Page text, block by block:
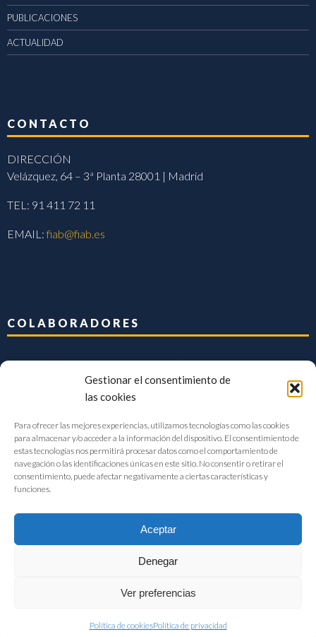
Gestionar el consentimiento de
las cookies
Para ofrecer las mejores experiencias, utilizamos tecnologías como las cookies
para almacenar y/o acceder a la información del dispositivo. El consentimiento de
estas tecnologías nos permitirá procesar datos como el comportamiento de
navegación o las identificaciones únicas en este sitio. No consentir o retirar el
consentimiento, puede afectar negativamente a ciertas características y
funciones.
Aceptar
Denegar
Ver preferencias
Política de cookiesPolítica de privacidad
PUBLICACIONES
ACTUALIDAD
CONTACTO
DIRECCIÓN
Velázquez, 64 – 3ª Planta 28001 | Madrid
TEL: 91 411 72 11
EMAIL:fiab@fiab.es
COLABORADORES
FIAB Federación Española de Industrias de la Alimentación y Bebidas